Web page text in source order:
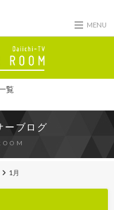
MENU
覧
ーブログ
1月